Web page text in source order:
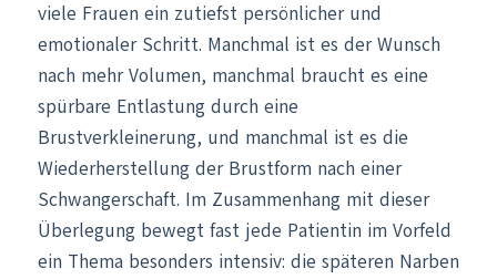
viele Frauen ein zutiefst persönlicher und
emotionaler Schritt. Manchmal ist es der Wunsch
nach mehr Volumen, manchmal braucht es eine
spürbare Entlastung durch eine
Brustverkleinerung, und manchmal ist es die
Wiederherstellung der Brustform nach einer
Schwangerschaft. Im Zusammenhang mit dieser
Überlegung bewegt fast jede Patientin im Vorfeld
ein Thema besonders intensiv: die späteren Narben